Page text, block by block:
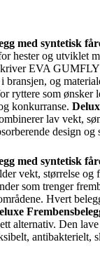
med syntetisk
hester og utviklet
EVA
bransjen, og
ryttere som ønsker
konkurranse.
lav vekt,
design og
med syntetisk
vekt, størrelse og
som trenger
Hvert
alternativ. Den
antibakterielt,